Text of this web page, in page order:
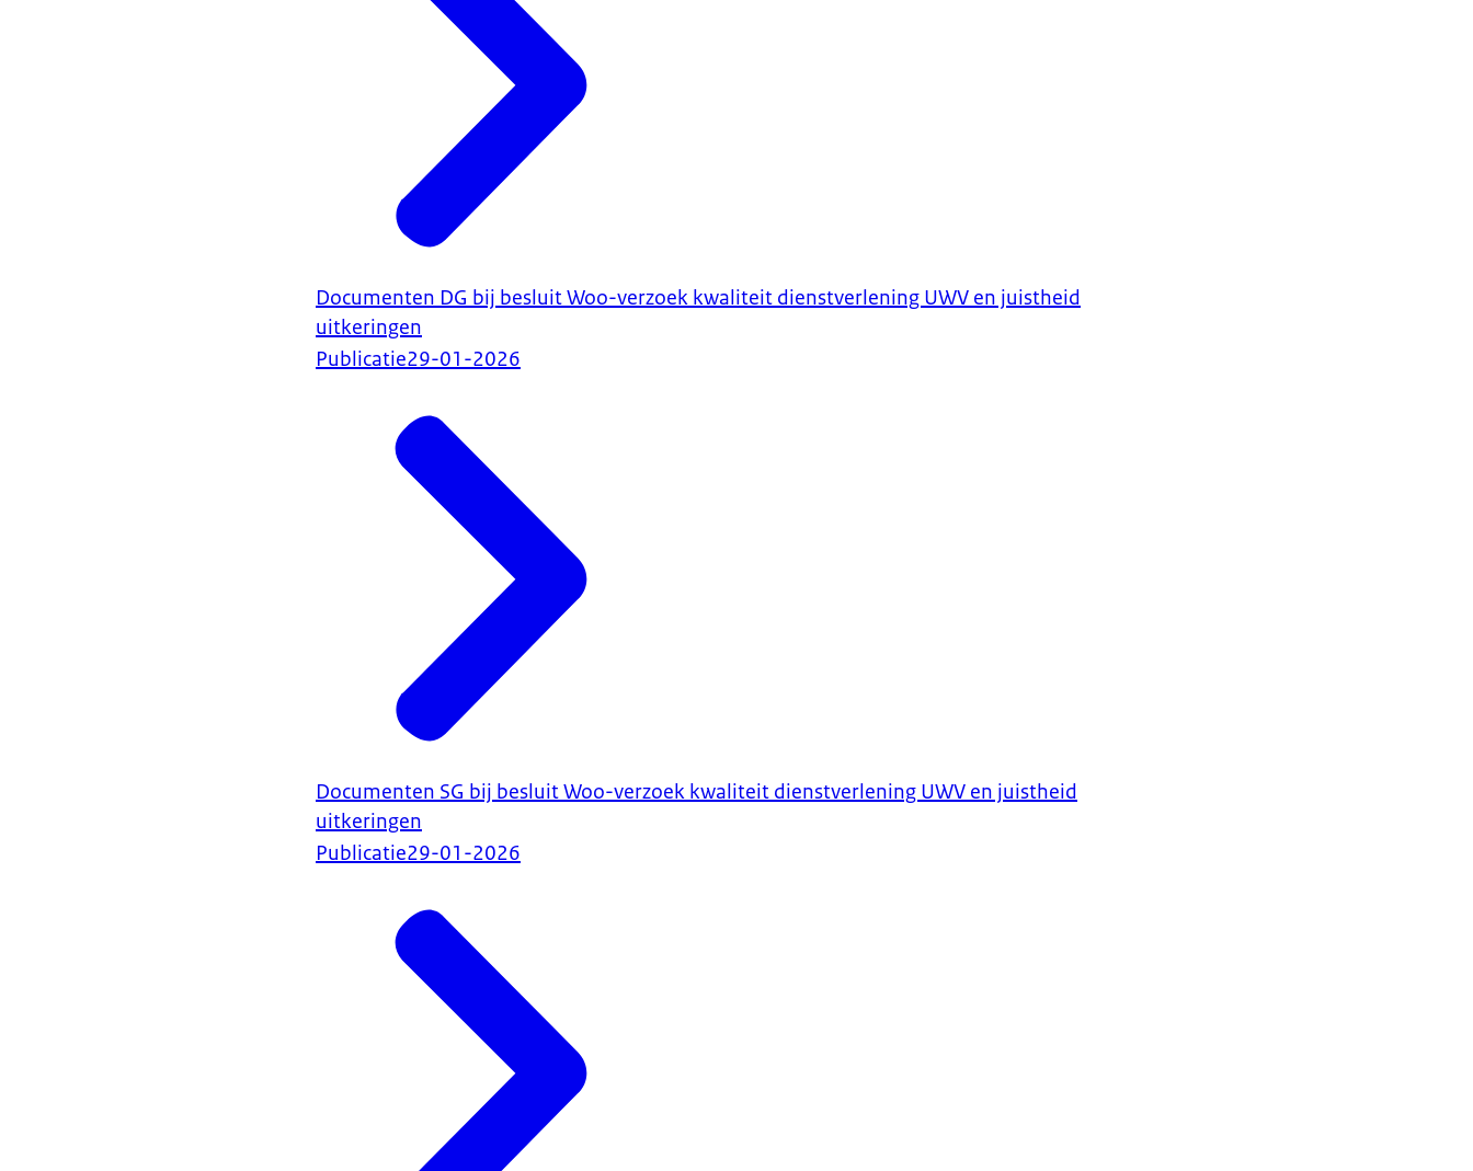
Documenten DG bij besluit Woo-verzoek kwaliteit dienstverlening UWV en juistheid
uitkeringen
Publicatie29-01-2026
Documenten SG bij besluit Woo-verzoek kwaliteit dienstverlening UWV en juistheid
uitkeringen
Publicatie29-01-2026